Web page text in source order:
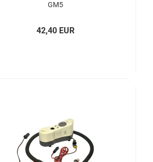
GM5
42,40 EUR